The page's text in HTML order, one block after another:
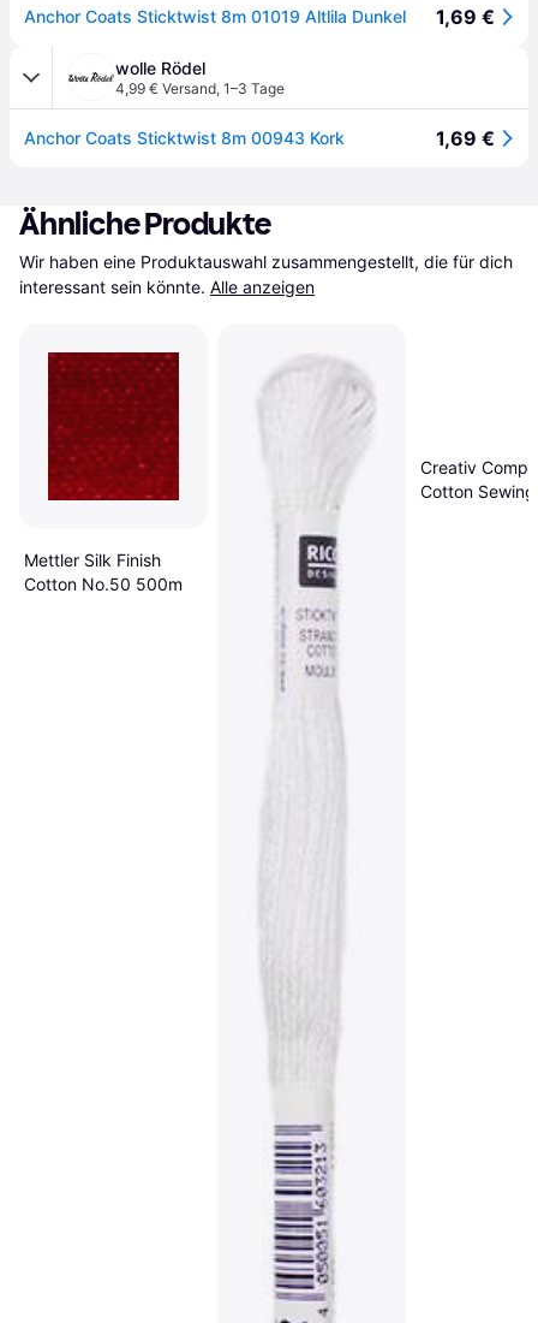
Anchor Coats Sticktwist 8m 01019 Altlila Dunkel 1,69 €
wolle Rödel
4,99 € Versand, 1–3 Tage
Anchor Coats Sticktwist 8m 00943 Kork 1,69 €
Ähnliche Produkte
Wir haben eine Produktauswahl zusammengestellt, die für dich
interessant sein könnte. Alle anzeigen
Mettler Silk Finish
Cotton No.50 500m
Creativ
Cotton